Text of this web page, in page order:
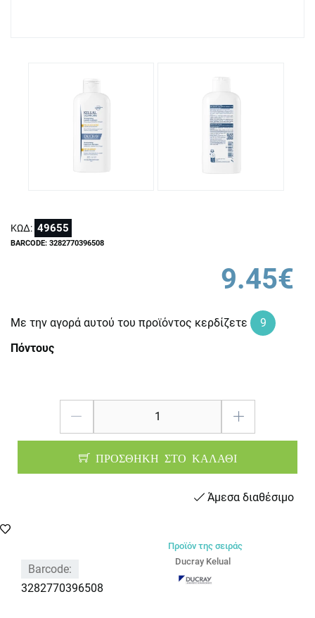
ΚΩΔ: 49655
BARCODE: 3282770396508
9.45€
Με την αγορά αυτού του προϊόντος κερδίζετε
9
Πόντους
ΠΡΟΣΘΗΚΗ ΣΤΟ ΚΑΛΑΘΙ
Άμεσα διαθέσιμο
Barcode:
3282770396508
Προϊόν της σειράς
Ducray Kelual